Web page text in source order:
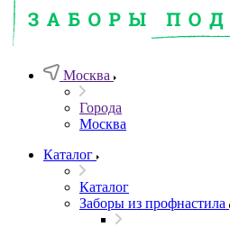
Москва
Города
Москва
Каталог
Каталог
Заборы из профнастила